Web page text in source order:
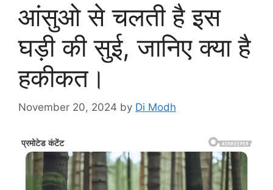
आंसुओ से चलती है इस
घड़ी की सुई, जानिए क्या है
हकीकत।
November 20, 2024 by Di Modh